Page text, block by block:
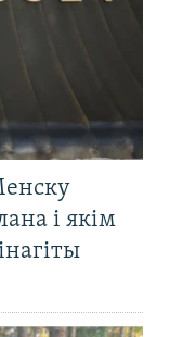
і якім